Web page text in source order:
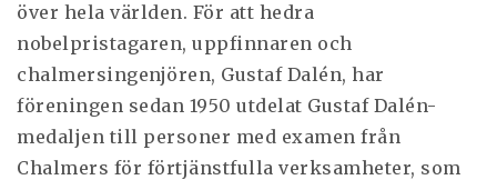
över hela världen. För att hedra
nobelpristagaren, uppfinnaren och
chalmersingenjören, Gustaf Dalén, har
föreningen sedan 1950 utdelat Gustaf Dalén-
medaljen till personer med examen från
Chalmers för förtjänstfulla verksamheter, som